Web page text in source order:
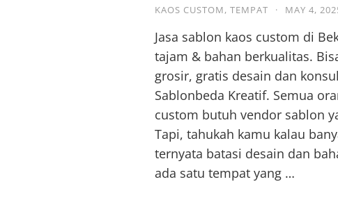
KAOS CUSTOM, TEMPAT · MAY 4,
Jasa sablon kaos custom di
tajam & bahan berkualitas.
grosir, gratis desain dan
Sablonbeda Kreatif. Semua
custom butuh vendor sablon
Tapi, tahukah kamu kalau
ternyata batasi desain dan
ada satu tempat yang …